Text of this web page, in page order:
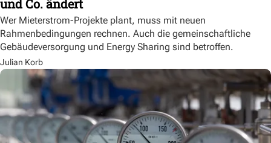
und Co. ändert
Wer Mieterstrom-Projekte plant, muss mit neuen
Rahmenbedingungen rechnen. Auch die gemeinschaftliche
Gebäudeversorgung und Energy Sharing sind betroffen.
Julian Korb